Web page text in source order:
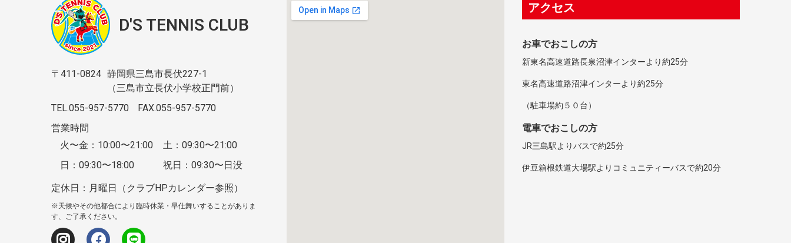
D'S TENNIS CLUB
〒411-0824 静岡県三島市長伏227-1
（三島市立長伏小学校正門前）
TEL.055-957-5770
FAX.055-957-5770
営業時間
火〜金：10:00〜21:00
土：09:30〜21:00
日：09:30〜18:00
祝日：09:30〜日没
定休日：月曜日（クラブHPカレンダー参照）
※天候やその他都合により臨時休業・早仕舞いすることがありま
す、ご了承ください。
アクセス
お車でおこしの方
新東名高速道路長泉沼津インターより約25分
東名高速道路沼津インターより約25分
（駐車場約５０台）
電車でおこしの方
JR三島駅よりバスで約25分
伊豆箱根鉄道大場駅よりコミュニティーバスで約20分